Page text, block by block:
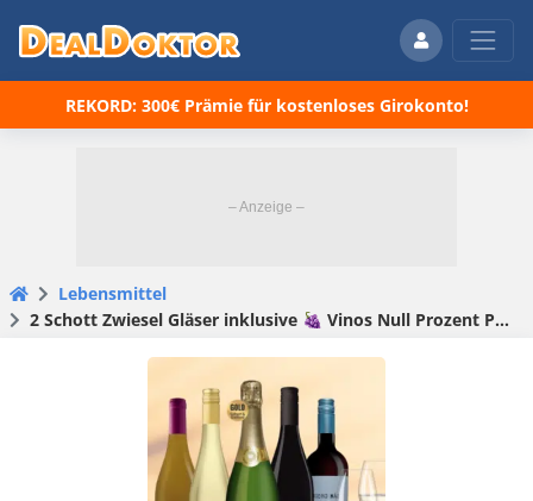
REKORD: 300€ Prämie für kostenloses Girokonto!
Lebensmittel
2 Schott Zwiesel Gläser inklusive 🍇 Vinos Null Prozent Paket mit 5 Flaschen alkoholfreiem Wein (0,0%)